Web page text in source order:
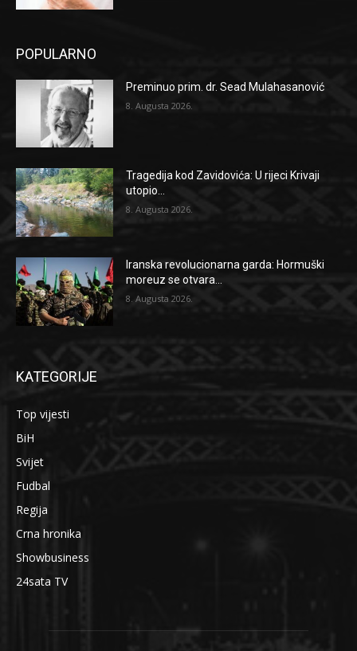
POPULARNO
Preminuo prim. dr. Sead Mulahasanović
8. Augusta 2026.
Tragedija kod Zavidovića: U rijeci Krivaji
utopio...
8. Augusta 2026.
Iranska revolucionarna garda: Hormuški
moreuz se otvara...
8. Augusta 2026.
KATEGORIJE
Top vijesti
BiH
Svijet
Fudbal
Regija
Crna hronika
Showbusiness
24sata TV